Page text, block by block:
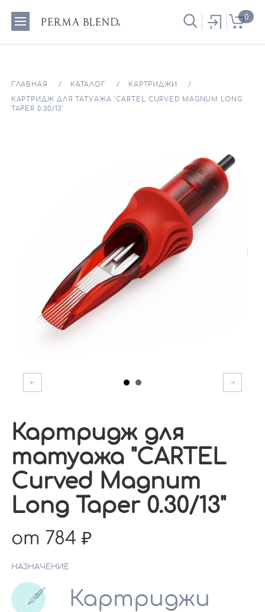
0
ГЛАВНАЯ КАТАЛОГ КАРТРИДЖИ
КАРТРИДЖ ДЛЯ ТАТУАЖА "CARTEL CURVED MAGNUM LONG
TAPER 0.30/13"
Картридж для
татуажа "CARTEL
Curved Magnum
Long Taper 0.30/13"
от 784
НАЗНАЧЕНИЕ
Картриджи